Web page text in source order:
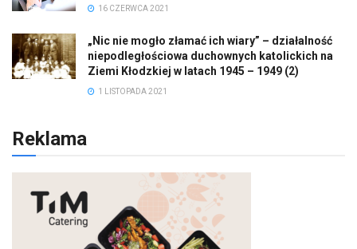
16 CZERWCA 2021
„Nic nie mogło złamać ich wiary” – działalność
niepodległościowa duchownych katolickich na
Ziemi Kłodzkiej w latach 1945 – 1949 (2)
1 LISTOPADA 2021
Reklama